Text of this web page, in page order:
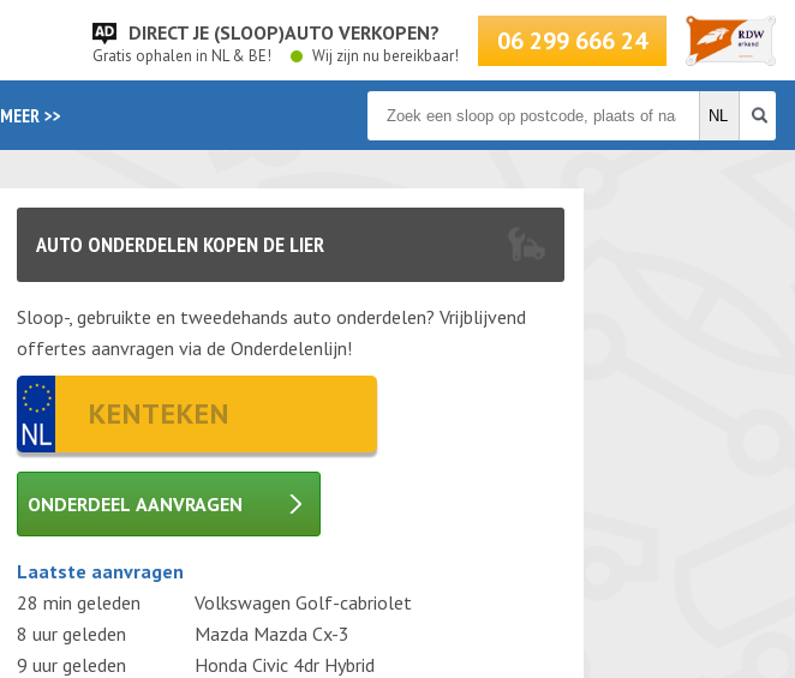
DIRECT JE (SLOOP)AUTO VERKOPEN?
Gratis ophalen in NL & BE! Wij zijn nu bereikbaar! 06 299 666 24
MEER >>
AUTO ONDERDELEN KOPEN DE LIER
Sloop-, gebruikte en tweedehands auto onderdelen? Vrijblijvend
offertes aanvragen via de Onderdelenlijn!
ONDERDEEL AANVRAGEN
Gelieve dit veld leeg te laten.
Laatste aanvragen
28 min geleden
Volkswagen Golf-cabriolet
8 uur geleden
Mazda Mazda Cx-3
9 uur geleden
Honda Civic 4dr Hybrid